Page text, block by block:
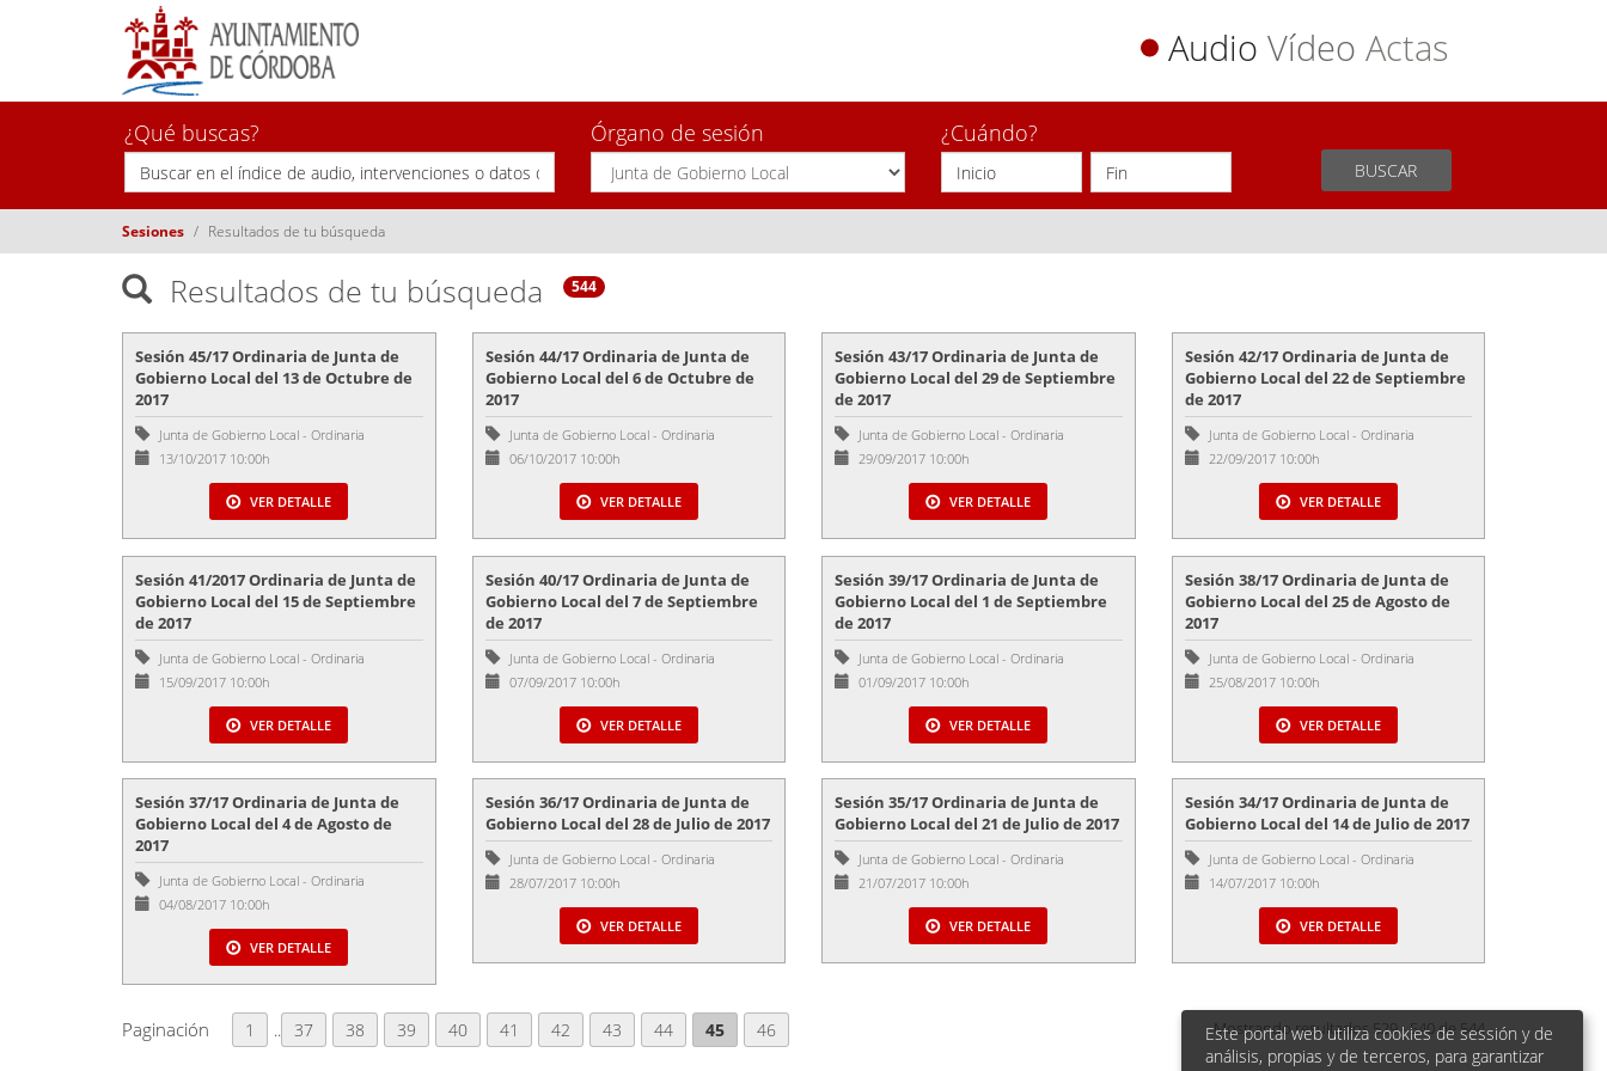
Audio Vídeo Actas
¿Qué buscas? Órgano de sesión ¿Cuándo?
BUSCAR
Sesiones Resultados de tu búsqueda
Resultados de tu búsqueda 544
Sesión 45/17 Ordinaria de Junta de
Gobierno Local del 13 de Octubre de
2017
Junta de Gobierno Local - Ordinaria
13/10/2017 10:00h
VER DETALLE
Sesión 44/17 Ordinaria de Junta de
Gobierno Local del 6 de Octubre de
2017
Junta de Gobierno Local - Ordinaria
06/10/2017 10:00h
VER DETALLE
Sesión 43/17 Ordinaria de Junta de
Gobierno Local del 29 de Septiembre
de 2017
Junta de Gobierno Local - Ordinaria
29/09/2017 10:00h
VER DETALLE
Sesión 42/17 Ordinaria de Junta de
Gobierno Local del 22 de Septiembre
de 2017
Junta de Gobierno Local - Ordinaria
22/09/2017 10:00h
VER DETALLE
Sesión 41/2017 Ordinaria de Junta de
Gobierno Local del 15 de Septiembre
de 2017
Junta de Gobierno Local - Ordinaria
15/09/2017 10:00h
VER DETALLE
Sesión 40/17 Ordinaria de Junta de
Gobierno Local del 7 de Septiembre
de 2017
Junta de Gobierno Local - Ordinaria
07/09/2017 10:00h
VER DETALLE
Sesión 39/17 Ordinaria de Junta de
Gobierno Local del 1 de Septiembre
de 2017
Junta de Gobierno Local - Ordinaria
01/09/2017 10:00h
VER DETALLE
Sesión 38/17 Ordinaria de Junta de
Gobierno Local del 25 de Agosto de
2017
Junta de Gobierno Local - Ordinaria
25/08/2017 10:00h
VER DETALLE
Sesión 37/17 Ordinaria de Junta de
Gobierno Local del 4 de Agosto de
2017
Junta de Gobierno Local - Ordinaria
04/08/2017 10:00h
VER DETALLE
Sesión 36/17 Ordinaria de Junta de
Gobierno Local del 28 de Julio de 2017
Junta de Gobierno Local - Ordinaria
28/07/2017 10:00h
VER DETALLE
Sesión 35/17 Ordinaria de Junta de
Gobierno Local del 21 de Julio de 2017
Junta de Gobierno Local - Ordinaria
21/07/2017 10:00h
VER DETALLE
Sesión 34/17 Ordinaria de Junta de
Gobierno Local del 14 de Julio de 2017
Junta de Gobierno Local - Ordinaria
14/07/2017 10:00h
VER DETALLE
Paginación 1 .. 37 38 39 40 41 42 43 44 45 46 Mostrando resultados 529 - 540 de 544
Este portal web utiliza cookies de sessión y de
análisis, propias y de terceros, para garantizar